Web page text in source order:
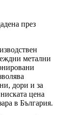
през
метални
дори и за
цена
в България.